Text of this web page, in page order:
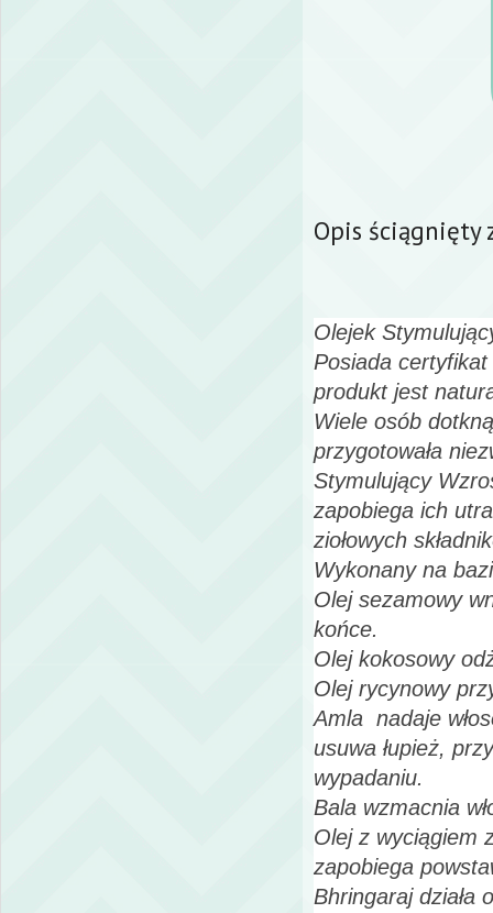
Opis ściągnięty
Olejek
Posiada
produkt jest
Wiele osób
przygotowała
Stymulujący
zapobiega ich
ziołowych
Wykonany na
Olej sezamowy
końce.
Olej kokosowy
Olej rycynowy
Amla nadaje
usuwa łupież,
wypadaniu.
Bala wzmacnia
Olej z wyciągiem
zapobiega
Bhringaraj działa